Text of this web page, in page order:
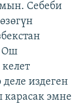
Себеби
Ош
издеген
эмне